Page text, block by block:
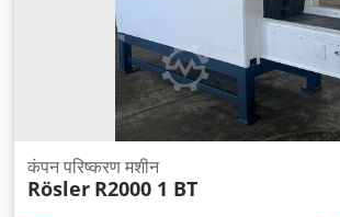
कंपन परिष्करण मशीन
Rösler R2000 1 BT